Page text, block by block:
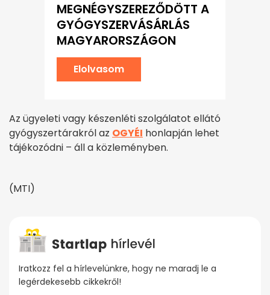
MEGNÉGYSZEREZŐDÖTT A
GYÓGYSZERVÁSÁRLÁS
MAGYARORSZÁGON
Elolvasom
Az ügyeleti vagy készenléti szolgálatot ellátó
gyógyszertárakról az OGYÉI honlapján lehet
tájékozódni – áll a közleményben.
(MTI)
Iratkozz fel a hírlevelünkre, hogy ne maradj le a
legérdekesebb cikkekről!